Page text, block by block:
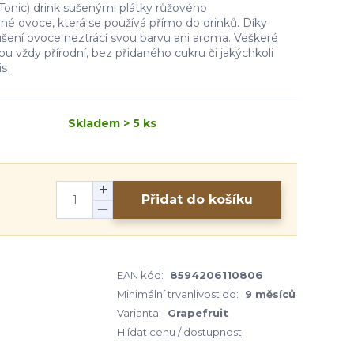
drink sušenými plátky růžového
ovoce, která se používá přímo do drinků. Díky
ovoce neztrácí svou barvu ani aroma. Veškeré
vždy přírodní, bez přidaného cukru či jakýchkoli
Skladem > 5 ks
Přidat do košíku
EAN kód:
8594206110806
Minimální trvanlivost do:
9 měsíců
Varianta:
Grapefruit
Hlídat cenu / dostupnost